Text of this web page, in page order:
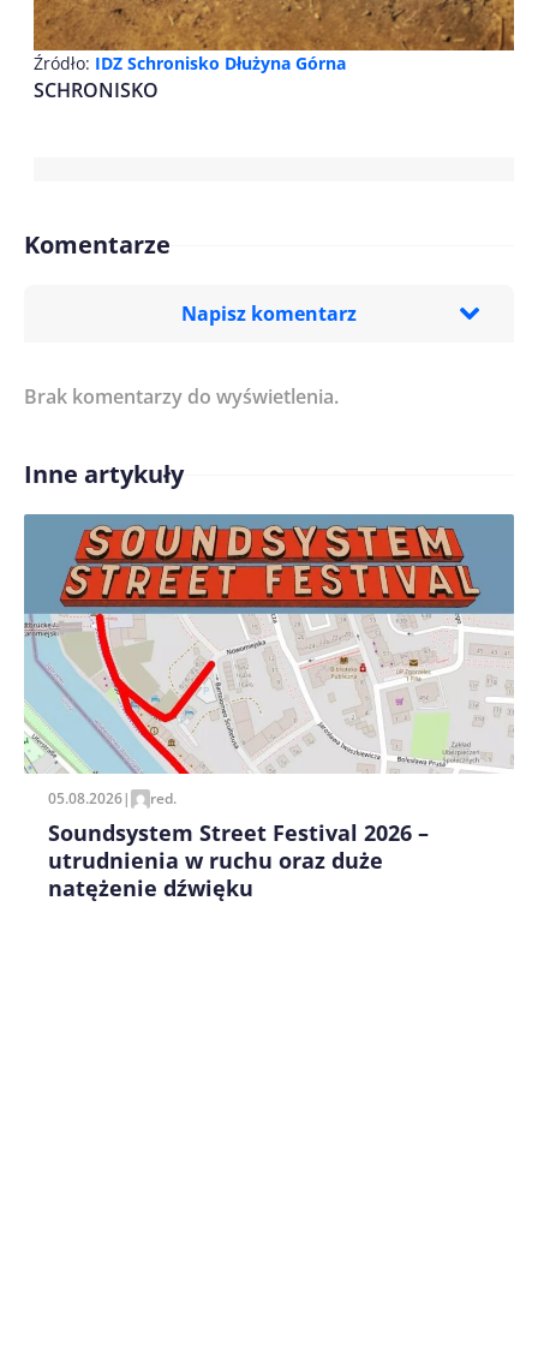
Źródło: IDZ Schronisko Dłużyna Górna
SCHRONISKO
Komentarze
Napisz komentarz
Treść komentarza*
Imię/ Nick*
Zapamiętaj moje dane w tej przeglądarce podczas
pisania kolejnych komentarzy.
Brak komentarzy do wyświetlenia.
Inne artykuły
05.08.2026| red.
Soundsystem Street Festival 2026 –
utrudnienia w ruchu oraz duże
natężenie dźwięku